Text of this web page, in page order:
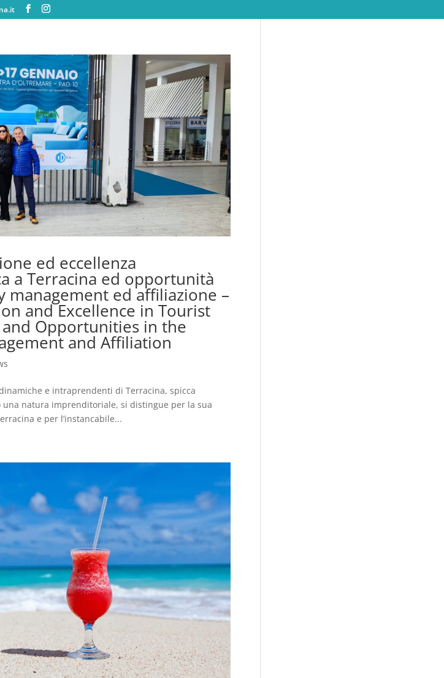
ed eccellenza
a Terracina ed opportunità
ed affiliazione –
and Excellence in Tourist
Opportunities in the
and Affiliation
e intraprendenti di Terracina, spicca
una natura imprenditoriale, si distingue per la sua
e per l’instancabile...